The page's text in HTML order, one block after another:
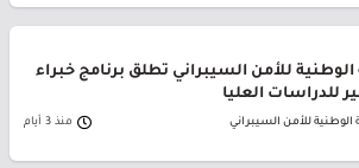
الوطنية للأمن السيبراني تطلق برنامج خبراء
للدراسات العليا
الوطنية للأمن السيبراني منذ 3 أيام